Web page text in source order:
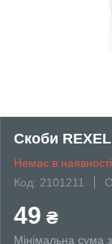
Скоби
Немає в наявності
Код: 2101211
49 ₴
Мінімальна сума